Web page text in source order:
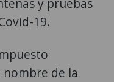
y pruebas
19.
de la